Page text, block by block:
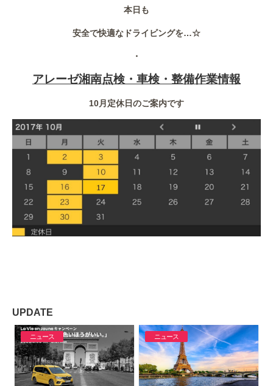
本日も
安全で快適なドライビングを…☆
・
アレーゼ湘南点検・車検・整備作業情報
10月定休日のご案内です
UPDATE
ニュース ニュース